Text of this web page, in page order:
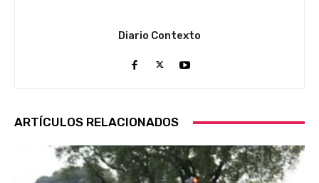
Diario Contexto
ARTÍCULOS RELACIONADOS